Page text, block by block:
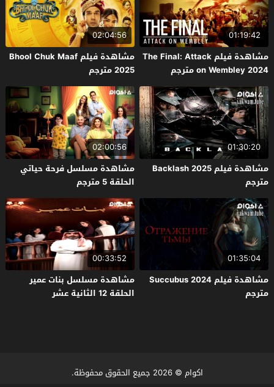
01:19:42
مشاهدة فيلم The Final: Attack
on Wembley 2024 مترجم
02:04:56
مشاهدة فيلم Bhool Chuk Maaf
2025 مترجم
01:30:20
مشاهدة فيلم Backlash 2025
مترجم
02:00:56
مشاهدة مسلسل فرحة حياتي
الحلقة 5 مترجم
01:35:04
مشاهدة فيلم Succubus 2024
مترجم
00:33:52
مشاهدة مسلسل بنات عمير
الحلقة 12 الثانية عشر
اكوام © 2026 جميع الحقوق محفوظة.